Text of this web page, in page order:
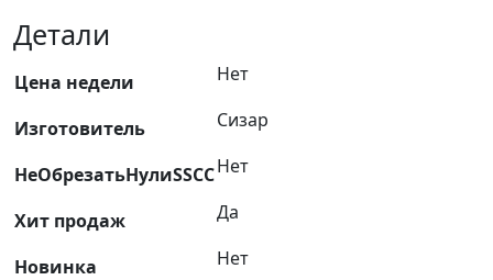
Детали
Цена недели Нет
Изготовитель Сизар
НеОбрезатьНулиSSCCНет
Хит продаж Да
Новинка Нет